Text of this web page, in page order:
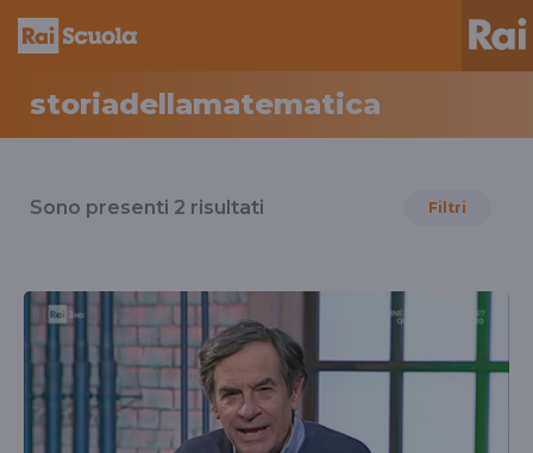
storiadellamatematica
il
storiadellamatematica
Sono presenti 2 risultati Filtri